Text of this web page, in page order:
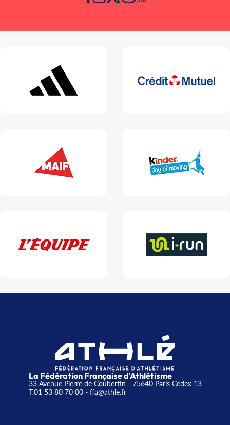
La Fédération Française d'Athlétisme
33 Avenue Pierre de Coubertin - 75640 Paris Cedex 13
T.01 53 80 70 00- ffa@athle.fr